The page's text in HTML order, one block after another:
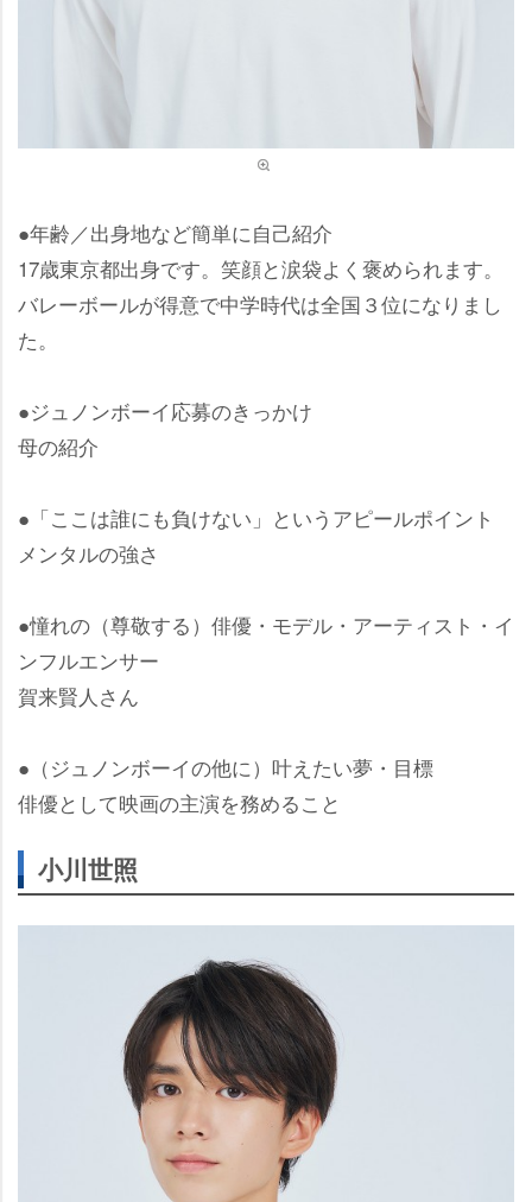
●年齢／出身地など簡単に自己紹介
17歳東京都出身です。笑顔と涙袋よく褒められます。
バレーボールが得意で中学時代は全国３位になりまし
た。
●ジュノンボーイ応募のきっかけ
母の紹介
●「ここは誰にも負けない」というアピールポイント
メンタルの強さ
●憧れの（尊敬する）俳優・モデル・アーティスト・イ
ンフルエンサー
賀来賢人さん
●（ジュノンボーイの他に）叶えたい夢・目標
俳優として映画の主演を務めること
小川世照